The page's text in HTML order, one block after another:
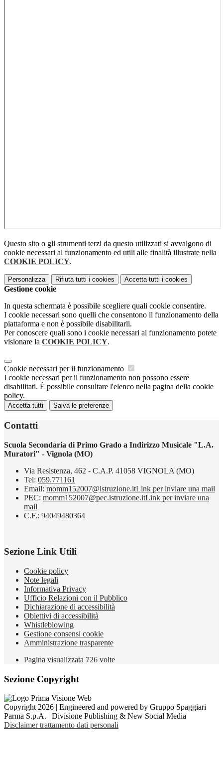
Questo sito o gli strumenti terzi da questo utilizzati si avvalgono di
cookie necessari al funzionamento ed utili alle finalità illustrate nella
COOKIE POLICY.
Personalizza Rifiuta tutti i cookies Accetta tutti i cookies
Gestione cookie
In questa schermata è possibile scegliere quali cookie consentire.
I cookie necessari sono quelli che consentono il funzionamento della
piattaforma e non è possibile disabilitarli.
Per conoscere quali sono i cookie necessari al funzionamento potete
visionare la COOKIE POLICY.
Cookie necessari per il funzionamento
I cookie necessari per il funzionamento non possono essere
disabilitati. È possibile consultare l'elenco nella pagina della cookie
policy.
Accetta tutti Salva le preferenze
Contatti
Scuola Secondaria di Primo Grado a Indirizzo Musicale "L.A.
Muratori" - Vignola (MO)
Via Resistenza, 462 - C.A.P. 41058 VIGNOLA (MO)
Tel: 059.771161
Email: momm152007@istruzione.itLink per inviare una mail
PEC: momm152007@pec.istruzione.itLink per inviare una
mail
C.F.: 94049480364
Sezione Link Utili
Cookie policy
Note legali
Informativa Privacy
Ufficio Relazioni con il Pubblico
Dichiarazione di accessibilità
Obiettivi di accessibilità
Whistleblowing
Gestione consensi cookie
Amministrazione trasparente
Pagina visualizzata 726 volte
Sezione Copyright
Copyright 2026 | Engineered and powered by Gruppo Spaggiari
Parma S.p.A. | Divisione Publishing & New Social Media
Disclaimer trattamento dati personali